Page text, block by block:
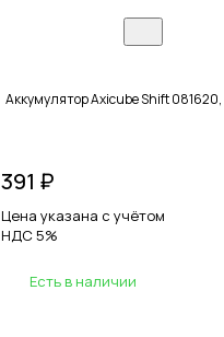
Аккумулятор Axicube Shift
391 ₽
Цена указана с учётом
НДС 5%
Есть в наличии